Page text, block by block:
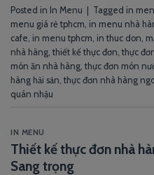
Posted in In Menu | Tagged in
menu giá rẻ tphcm in menu nhà
cafe in menu tphcm in thuc don
nhà hàng thiết kế thực đơn thực
món ăn nhà hàng thực đơn món
hàng hải sản thực đơn nhà hàng
quán nhậu
IN MENU
Thiết kế thực đơn nhà
Sang trọng